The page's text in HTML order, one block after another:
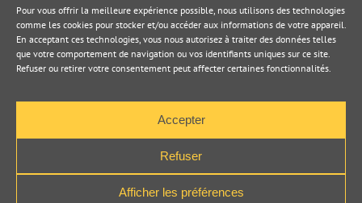
Pour vous offrir la meilleure expérience possible, nous utilisons des technologies
comme les cookies pour stocker et/ou accéder aux informations de votre appareil.
En acceptant ces technologies, vous nous autorisez à traiter des données telles
que votre comportement de navigation ou vos identifiants uniques sur ce site.
Refuser ou retirer votre consentement peut affecter certaines fonctionnalités.
Accepter
Refuser
Afficher les préférences
DOCUMENT JURIDIQUE
Politique de cookies